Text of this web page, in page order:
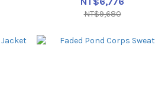
NT$9,680